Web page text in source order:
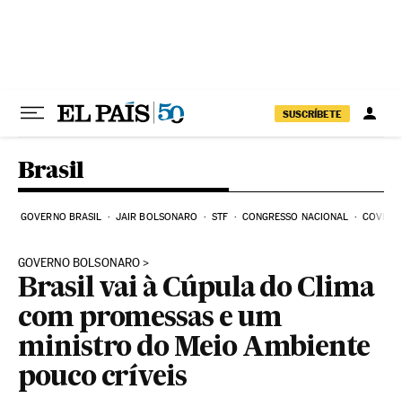
SUSCRÍBETE
Brasil
GOVERNO BRASIL JAIR BOLSONARO STF CONGRESSO NACIONAL COVID-
GOVERNO BOLSONARO
Brasil vai à Cúpula do Clima
com promessas e um
ministro do Meio Ambiente
pouco críveis